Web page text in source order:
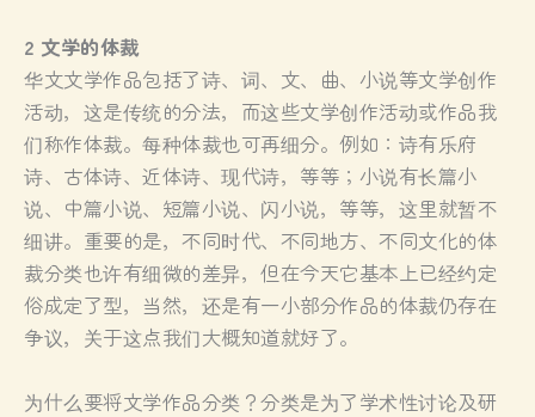
2 文学的体裁
华文文学作品包括了诗、词、文、曲、小说等文学创作
活动，这是传统的分法，而这些文学创作活动或作品我
们称作体裁。每种体裁也可再细分。例如：诗有乐府
诗、古体诗、近体诗、现代诗，等等；小说有长篇小
说、中篇小说、短篇小说、闪小说，等等，这里就暂不
细讲。重要的是，不同时代、不同地方、不同文化的体
裁分类也许有细微的差异，但在今天它基本上已经约定
俗成定了型，当然，还是有一小部分作品的体裁仍存在
争议，关于这点我们大概知道就好了。
为什么要将文学作品分类？分类是为了学术性讨论及研